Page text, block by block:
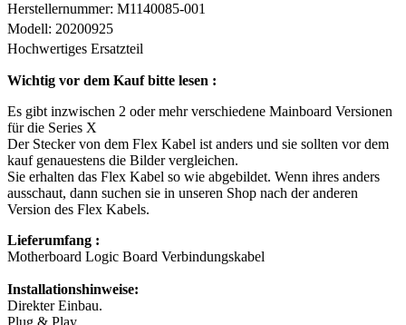
Herstellernummer: M1140085-001
Modell: 20200925
Hochwertiges Ersatzteil
Wichtig vor dem Kauf bitte lesen :
Es gibt inzwischen 2 oder mehr verschiedene Mainboard Versionen
für die Series X
Der Stecker von dem Flex Kabel ist anders und sie sollten vor dem
kauf genauestens die Bilder vergleichen.
Sie erhalten das Flex Kabel so wie abgebildet. Wenn ihres anders
ausschaut, dann suchen sie in unseren Shop nach der anderen
Version des Flex Kabels.
Lieferumfang :
Motherboard Logic Board Verbindungskabel
Installationshinweise:
Direkter Einbau.
Plug & Play